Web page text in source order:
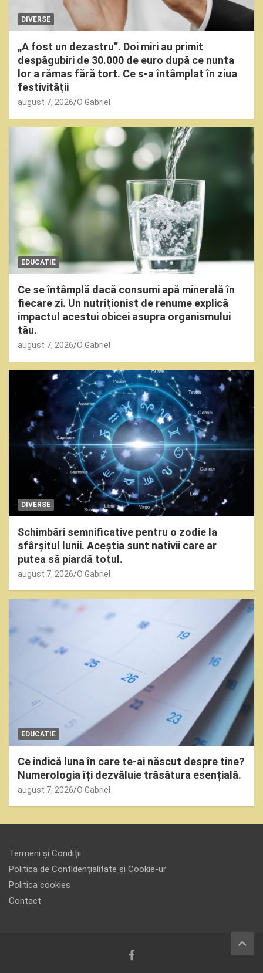
DIVERSE
„A fost un dezastru”. Doi miri au primit
despăgubiri de 30.000 de euro după ce nunta
lor a rămas fără tort. Ce s-a întâmplat în ziua
festivității
august 7, 2026 O Gabriel
EDUCATIE
Ce se întâmplă dacă consumi apă minerală în
fiecare zi. Un nutriționist de renume explică
impactul acestui obicei asupra organismului
tău.
august 7, 2026 O Gabriel
DIVERSE
Schimbări semnificative pentru o zodie la
sfârșitul lunii. Aceștia sunt nativii care ar
putea să piardă totul.
august 7, 2026 O Gabriel
EDUCATIE
Ce indică luna în care te-ai născut despre tine?
Numerologia îți dezvăluie trăsătura esențială.
august 7, 2026 O Gabriel
Termeni și Condiții
Politica de Confidențialitate și Cookie-ur
Politica cookies
Contact